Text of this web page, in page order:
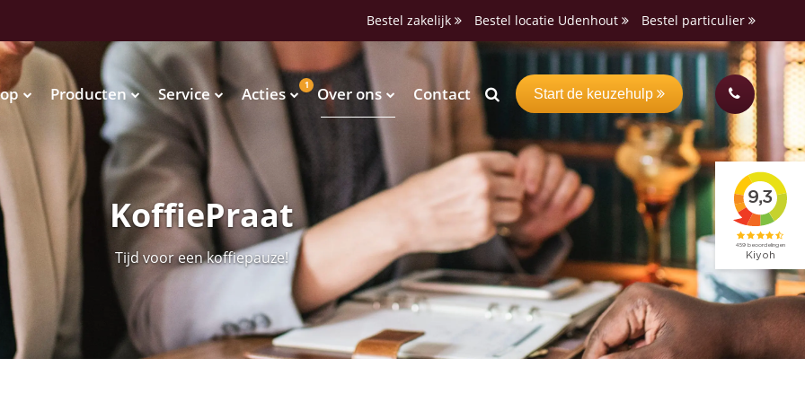
Bestel zakelijk Bestel locatie Udenhout Bestel particulier
1
Waterkoelers
Waterkoelers
Vendingmachines
Vendingmachines
Producten Service Acties Over ons Contact Start de keuzehulp
KoffiePraat
Tijd voor een koffiepauze!